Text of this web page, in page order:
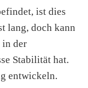
ist dies
lang, doch kann
in der
Stabilität hat.
entwickeln.